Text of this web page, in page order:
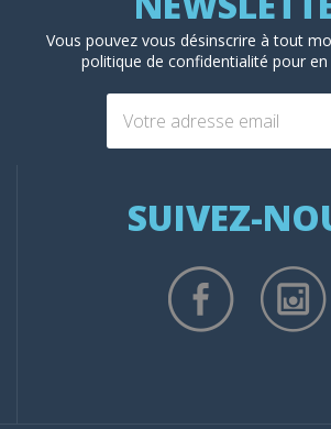
Vous pouvez vous désinscrire à tout
politique de confidentialité pour en
SUIVEZ-